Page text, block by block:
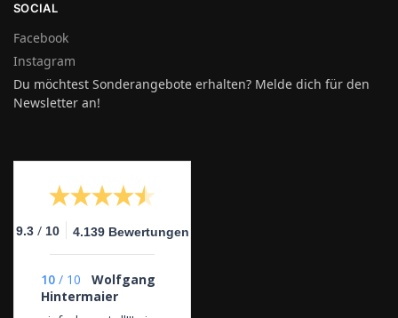
SOCIAL
Facebook
Instagram
Du möchtest Sonderangebote erhalten? Melde dich für den
Newsletter an!
9.3 / 10 4.139 Bewertungen
10 / 10
Wolfgang
Hintermaier